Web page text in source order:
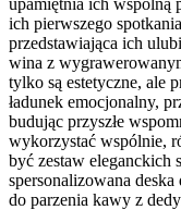
ich pierwszego
przedstawiająca ich
wina z
tylko są estetyczne, ale
ładunek emocjonalny,
budując przyszłe
wykorzystać wspólnie,
być zestaw eleganckich
spersonalizowana
do parzenia kawy z